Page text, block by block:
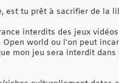
est tu prêt à sacrifier de la
interdits des jeux
world ou l'on peut
mon jeu sera interdit